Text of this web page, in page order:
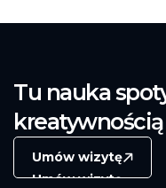
Tu nauka
Umów wizytę
Umów wizytę